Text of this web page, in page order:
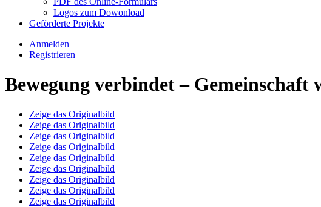
Logos zum Dowonload
Geförderte Projekte
Anmelden
Registrieren
Bewegung verbindet – Gemeinschaft
Zeige das Originalbild
Zeige das Originalbild
Zeige das Originalbild
Zeige das Originalbild
Zeige das Originalbild
Zeige das Originalbild
Zeige das Originalbild
Zeige das Originalbild
Zeige das Originalbild